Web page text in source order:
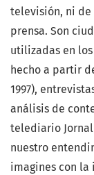
televisión, ni de
prensa. Son
utilizadas en
hecho a partir
1997),
análisis de
telediario Jornal
nuestro
imagines con la